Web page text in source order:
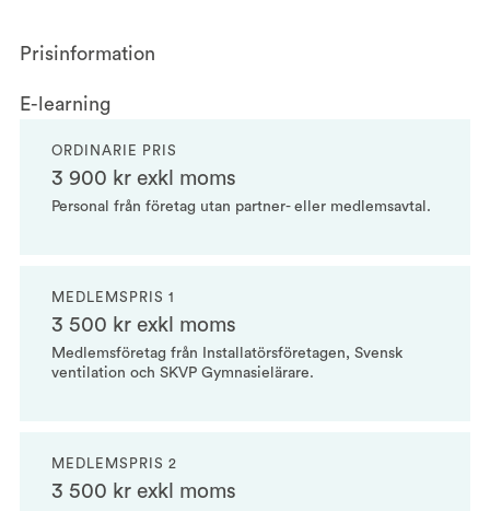
Prisinformation
E-learning
ORDINARIE PRIS
3 900 kr exkl moms
Personal från företag utan partner- eller medlemsavtal.
MEDLEMSPRIS 1
3 500 kr exkl moms
Medlemsföretag från Installatörsföretagen, Svensk
ventilation och SKVP Gymnasielärare.
MEDLEMSPRIS 2
3 500 kr exkl moms